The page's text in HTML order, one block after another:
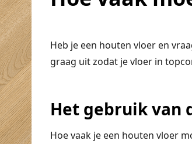
Heb je een houten vloer en
graag uit zodat je vloer in
Het gebruik van
Hoe vaak je een houten vloer